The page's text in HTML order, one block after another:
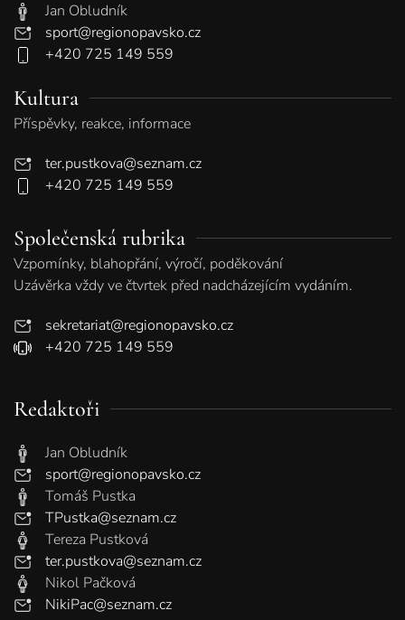
Jan Obludník
sport@regionopavsko.cz
+420 725 149 559
Kultura
Příspěvky, reakce, informace
ter.pustkova@seznam.cz
+420 725 149 559
Společenská rubrika
Vzpomínky, blahopřání, výročí, poděkování
Uzávěrka vždy ve čtvrtek před nadcházejícím vydáním.
sekretariat@regionopavsko.cz
+420 725 149 559
Redaktoři
Jan Obludník
sport@regionopavsko.cz
Tomáš Pustka
TPustka@seznam.cz
Tereza Pustková
ter.pustkova@seznam.cz
Nikol Pačková
NikiPac@seznam.cz